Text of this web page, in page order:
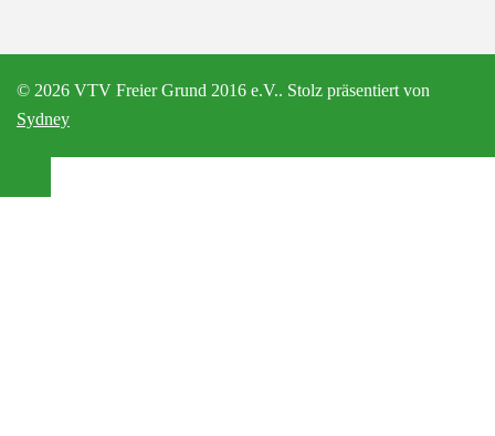
© 2026 VTV Freier Grund 2016 e.V.. Stolz präsentiert von
Sydney